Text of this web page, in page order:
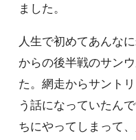
ました。
人生で初めてあんな
からの後半戦のサン
た。網走からサント
う話になっていたん
ちにやってしまって